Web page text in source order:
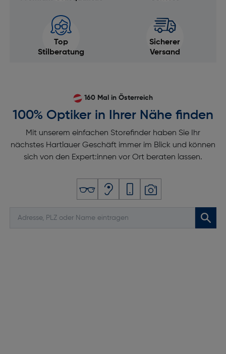
Top
Stilberatung
Sicherer
Versand
160 Mal in Österreich
100% Optiker in Ihrer Nähe finden
Mit unserem einfachen Storefinder haben Sie Ihr
nächstes Hartlauer Geschäft immer im Blick und können
sich von den Expert:innen vor Ort beraten lassen.